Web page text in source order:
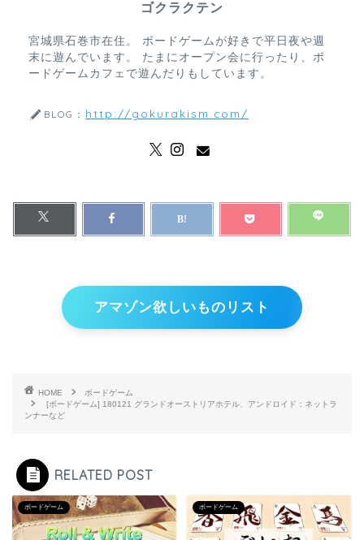
ゴクラクテン
宮城県石巻市在住。 ボードゲームが好きで平日夜や週
末に遊んでいます。 たまにオープン会に行ったり、ボ
ードゲームカフェで遊んだりもしています。
BLOG： http://gokurakism.com/
アマゾン欲しいものリスト
HOME
ボードゲーム
[ボードゲーム] 180121 グランドオーストリアホテル、アンドロイド：ネットラ
ンナーなど
RELATED POST
ボードゲーム ボードゲーム